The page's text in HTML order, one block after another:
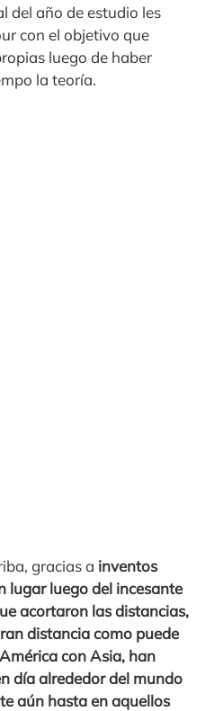
del año de estudio les
con el objetivo que
luego de haber
la teoría.
gracias a inventos
lugar luego del incesante
acortaron las distancias,
distancia como puede
con Asia, han
día alrededor del mundo
aún hasta en aquellos